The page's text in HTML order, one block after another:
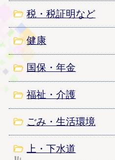
が変わります
2026年3月16日
常陸太田駅前自転車駐車
は申請が必要です
2026年3月12日
家族を守る新常識！今日か
2026年3月6日
「いばらきダイバーシティ
2026年2月20日
税・税証明など
健康
国保・年金
福祉・介護
ごみ・生活環境
上・下水道